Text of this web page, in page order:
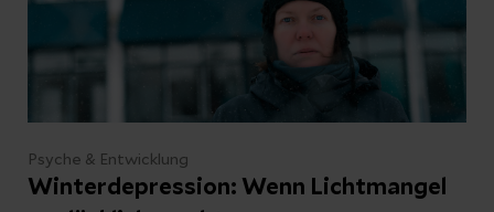
Psyche & Entwicklung
Winterdepression: Wenn Lichtmangel